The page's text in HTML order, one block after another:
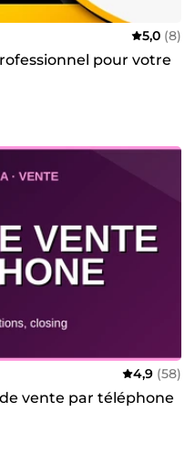
5,0 (8)
pour votre
4,9 (58)
vente par téléphone